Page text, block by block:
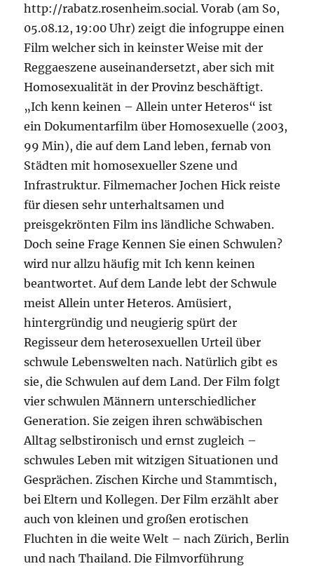
http://rabatz.rosenheim.social. Vorab (am So,
05.08.12, 19:00 Uhr) zeigt die infogruppe einen
Film welcher sich in keinster Weise mit der
Reggaeszene auseinandersetzt, aber sich mit
Homosexualität in der Provinz beschäftigt.
„Ich kenn keinen – Allein unter Heteros“ ist
ein Dokumentarfilm über Homosexuelle (2003,
99 Min), die auf dem Land leben, fernab von
Städten mit homosexueller Szene und
Infrastruktur. Filmemacher Jochen Hick reiste
für diesen sehr unterhaltsamen und
preisgekrönten Film ins ländliche Schwaben.
Doch seine Frage Kennen Sie einen Schwulen?
wird nur allzu häufig mit Ich kenn keinen
beantwortet. Auf dem Lande lebt der Schwule
meist Allein unter Heteros. Amüsiert,
hintergründig und neugierig spürt der
Regisseur dem heterosexuellen Urteil über
schwule Lebenswelten nach. Natürlich gibt es
sie, die Schwulen auf dem Land. Der Film folgt
vier schwulen Männern unterschiedlicher
Generation. Sie zeigen ihren schwäbischen
Alltag selbstironisch und ernst zugleich –
schwules Leben mit witzigen Situationen und
Gesprächen. Zischen Kirche und Stammtisch,
bei Eltern und Kollegen. Der Film erzählt aber
auch von kleinen und großen erotischen
Fluchten in die weite Welt – nach Zürich, Berlin
und nach Thailand. Die Filmvorführung